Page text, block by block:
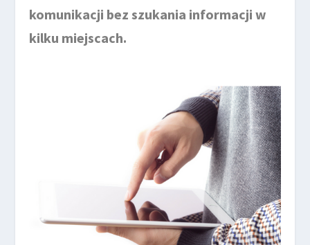
komunikacji bez szukania informacji w
kilku miejscach.